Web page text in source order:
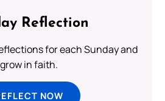
Reflection
for each Sunday and
grow in faith.
NOW